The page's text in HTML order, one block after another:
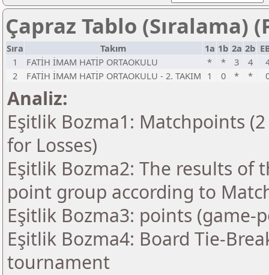
Çapraz Tablo (Sıralama)
Sıra Takım 1a 1b 2a 2b
1
FATİH İMAM HATİP ORTAOKULU * * 3 4
2
FATİH İMAM HATİP ORTAOKULU - 2. TAKIM 1 0 * *
Analiz:
Eşitlik Bozma1: Matchpoints
for Losses)
Eşitlik Bozma2: The results of
point group according to
Eşitlik Bozma3: points (game-
Eşitlik Bozma4: Board Tie-
tournament